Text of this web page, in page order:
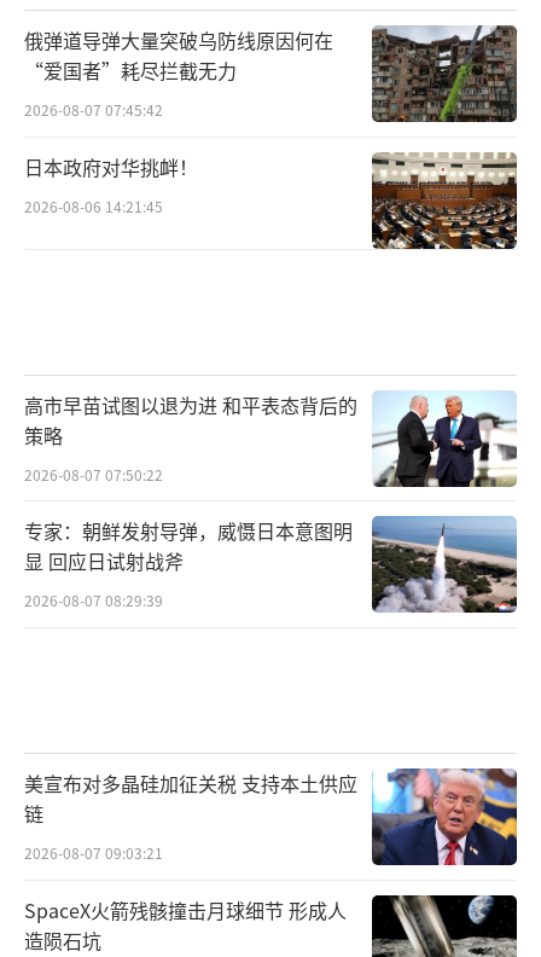
俄弹道导弹大量突破乌防线原因何在
“爱国者”耗尽拦截无力
2026-08-07 07:45:42
日本政府对华挑衅！
2026-08-06 14:21:45
高市早苗试图以退为进 和平表态背后的
策略
2026-08-07 07:50:22
专家：朝鲜发射导弹，威慑日本意图明
显 回应日试射战斧
2026-08-07 08:29:39
美宣布对多晶硅加征关税 支持本土供应
链
2026-08-07 09:03:21
SpaceX火箭残骸撞击月球细节 形成人
造陨石坑